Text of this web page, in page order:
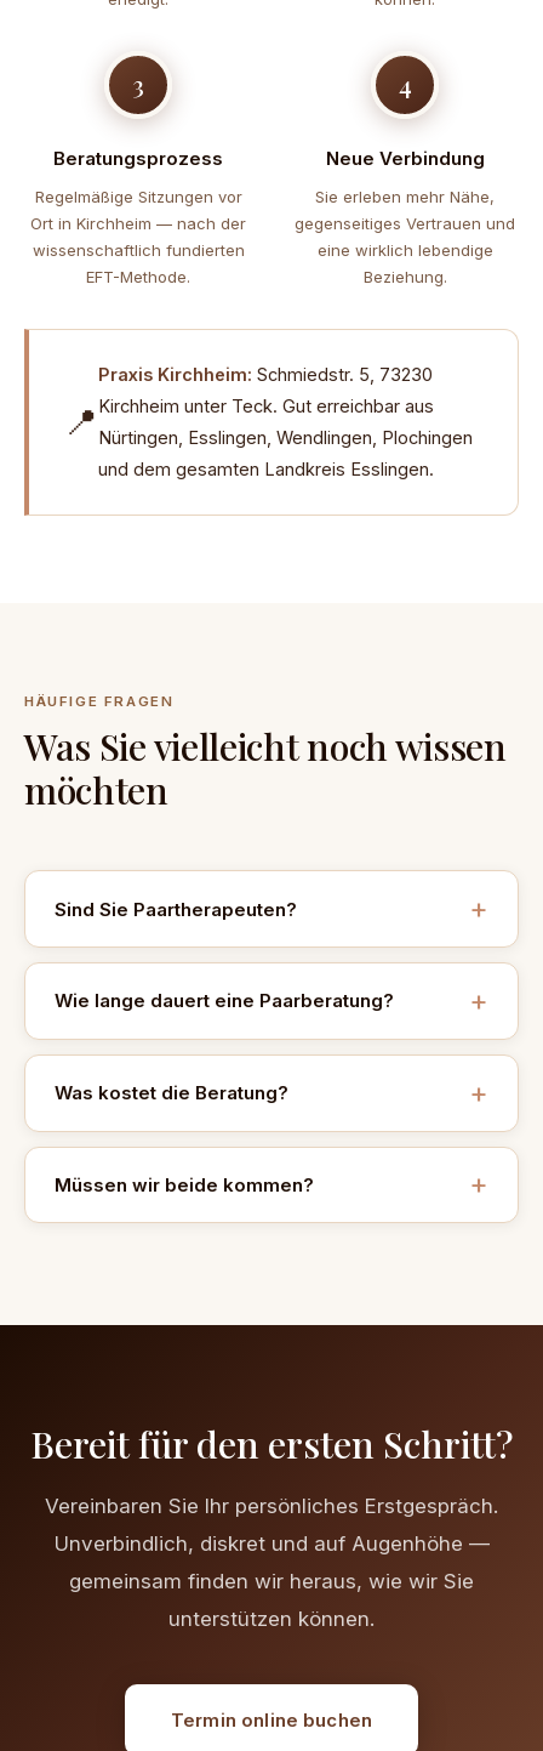
3
Beratungsprozess
Regelmäßige Sitzungen vor
Ort in Kirchheim — nach der
wissenschaftlich fundierten
EFT-Methode.
4
Neue Verbindung
Sie erleben mehr Nähe,
gegenseitiges Vertrauen und
eine wirklich lebendige
Beziehung.
📍
Praxis Kirchheim: Schmiedstr. 5, 73230
Kirchheim unter Teck. Gut erreichbar aus
Nürtingen, Esslingen, Wendlingen, Plochingen
und dem gesamten Landkreis Esslingen.
HÄUFIGE FRAGEN
Was Sie vielleicht noch wissen
möchten
Sind Sie Paartherapeuten?
Wie lange dauert eine Paarberatung?
Was kostet die Beratung?
Müssen wir beide kommen?
Bereit für den ersten Schritt?
Vereinbaren Sie Ihr persönliches Erstgespräch.
Unverbindlich, diskret und auf Augenhöhe —
gemeinsam finden wir heraus, wie wir Sie
unterstützen können.
Termin online buchen